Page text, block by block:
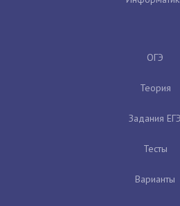
ОГЭ
Теория
Задания ЕГЭ
Тесты
Варианты